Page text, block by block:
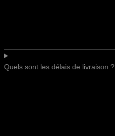
Quels sont les délais de livraison ?